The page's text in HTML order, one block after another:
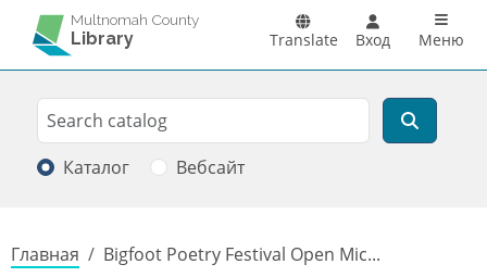
Перейти к основному содержанию
Multnomah County
Library Translate Вход Main
Меню
Search
Поиск
Каталог Вебсайт
Строка навигации
Главная Bigfoot Poetry Festival Open Mic...